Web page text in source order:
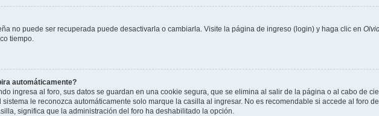
no puede ser recuperada puede desactivarla o cambiarla. Visite la página de ingreso (login) y haga clic en
tiempo.
automáticamente?
ingresa al foro, sus datos se guardan en una cookie segura, que se elimina al salir de la página o al cabo de
le reconozca automáticamente solo marque la casilla al ingresar. No es recomendable si accede al foro
significa que la administración del foro ha deshabilitado la opción.